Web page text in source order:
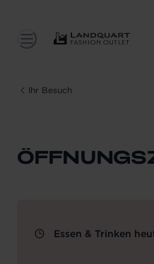
Ihr Besuch
Essen & Trinken